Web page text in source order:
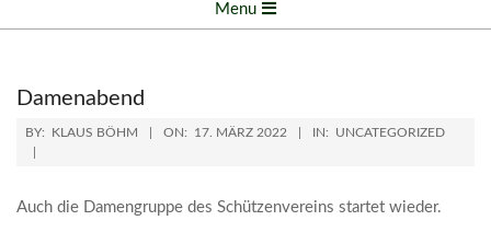
Navigation
Menu
Damenabend
BY: KLAUS BÖHM ON: 17. MÄRZ 2022 IN: UNCATEGORIZED
Auch die Damengruppe des Schützenvereins startet wieder.